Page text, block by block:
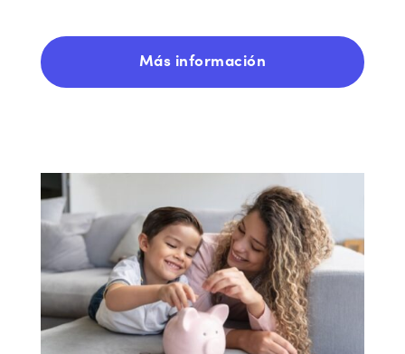
Más información